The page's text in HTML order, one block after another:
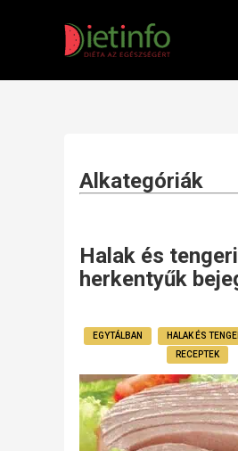
Alkategóriák
Halak és tengeri
herkentyűk
EGYTÁLBAN
HALAK ÉS
RECEPTEK